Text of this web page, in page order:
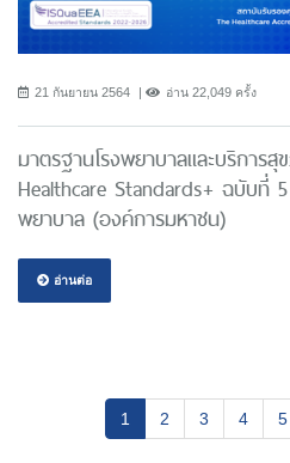
21 กันยายน 2564 อ่าน 22,049 ครั้ง
มาตรฐานโรงพยาบาลและบริการ
Healthcare Standards+ ฉบับ
พยาบาล (องค์การมหาชน)
อ่านต่อ
1 (current)
2 3 4 5